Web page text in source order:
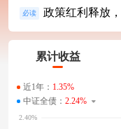
必读 政策红利释放
累计收益
近1年： 1.35%
中证全债： 2.24%